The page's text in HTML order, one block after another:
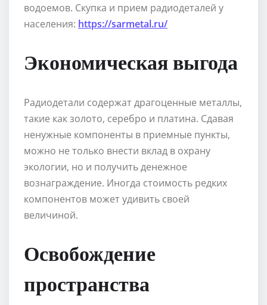
водоемов. Скупка и прием радиодеталей у
населения: https://sarmetal.ru/
Экономическая выгода
Радиодетали содержат драгоценные металлы,
такие как золото, серебро и платина. Сдавая
ненужные компоненты в приемные пункты,
можно не только внести вклад в охрану
экологии, но и получить денежное
вознаграждение. Иногда стоимость редких
компонентов может удивить своей
величиной.
Освобождение
пространства